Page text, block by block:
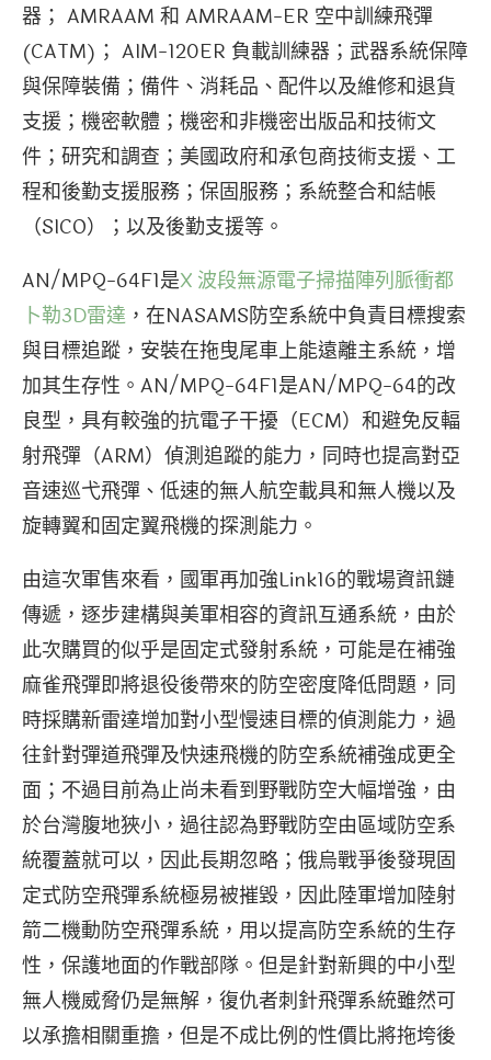
器； AMRAAM 和 AMRAAM-ER 空中訓練飛彈
(CATM)； AIM-120ER 負載訓練器；武器系統保障
與保障裝備；備件、消耗品、配件以及維修和退貨
支援；機密軟體；機密和非機密出版品和技術文
件；研究和調查；美國政府和承包商技術支援、工
程和後勤支援服務；保固服務；系統整合和結帳
（SICO）；以及後勤支援等。
AN/MPQ-64F1是X 波段無源電子掃描陣列脈衝都
卜勒3D雷達 ，在NASAMS防空系統中負責目標搜索
與目標追蹤，安裝在拖曳尾車上能遠離主系統，增
加其生存性。AN/MPQ-64F1是AN/MPQ-64的改
良型，具有較強的抗電子干擾（ECM）和避免反輻
射飛彈（ARM）偵測追蹤的能力，同時也提高對亞
音速巡弋飛彈、低速的無人航空載具和無人機以及
旋轉翼和固定翼飛機的探測能力。
由這次軍售來看，國軍再加強Link16的戰場資訊鏈
傳遞，逐步建構與美軍相容的資訊互通系統，由於
此次購買的似乎是固定式發射系統，可能是在補強
麻雀飛彈即將退役後帶來的防空密度降低問題，同
時採購新雷達增加對小型慢速目標的偵測能力，過
往針對彈道飛彈及快速飛機的防空系統補強成更全
面；不過目前為止尚未看到野戰防空大幅增強，由
於台灣腹地狹小，過往認為野戰防空由區域防空系
統覆蓋就可以，因此長期忽略；俄烏戰爭後發現固
定式防空飛彈系統極易被摧毀，因此陸軍增加陸射
箭二機動防空飛彈系統，用以提高防空系統的生存
性，保護地面的作戰部隊。但是針對新興的中小型
無人機威脅仍是無解，復仇者刺針飛彈系統雖然可
以承擔相關重擔，但是不成比例的性價比將拖垮後